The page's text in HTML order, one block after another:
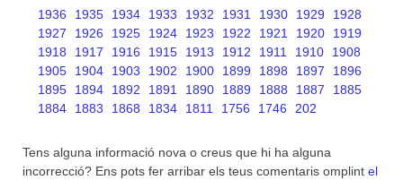
1936
1935 1934 1933 1932 1931 1930 1929
1928
1927
1926 1925 1924 1923 1922 1921 1920
1919
1918
1917 1916 1915 1913 1912 1911 1910
1908
1905
1904 1903 1902 1900 1899 1898 1897
1896
1895
1894 1892 1891 1890 1889 1888 1887
1885
1884
1883 1868 1834 1811 1756 1746 202
Tens alguna informació nova o creus que hi ha alguna
incorrecció? Ens pots fer arribar els teus comentaris omplint el